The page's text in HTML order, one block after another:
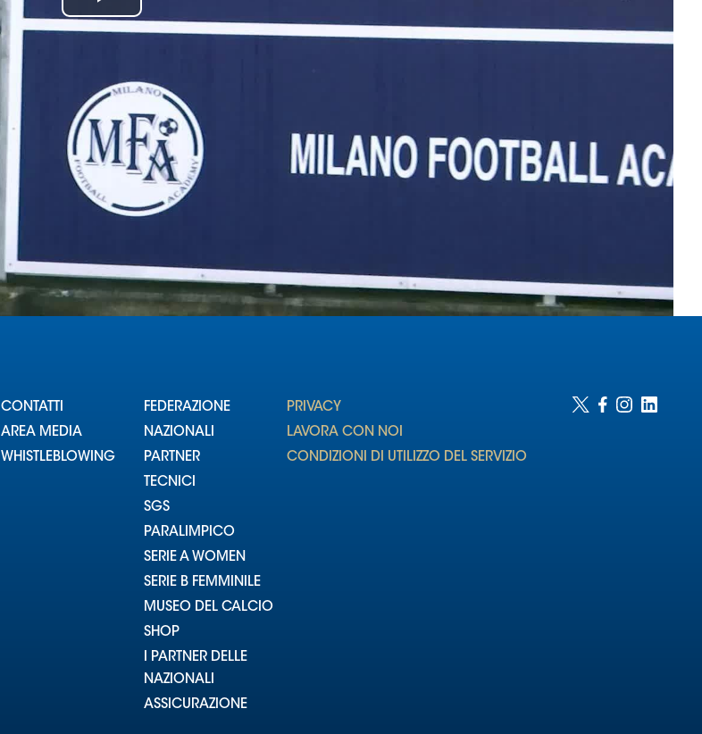
Play
CONTATTI
AREA MEDIA
WHISTLEBLOWING
FEDERAZIONE
NAZIONALI
PARTNER
TECNICI
SGS
PARALIMPICO
SERIE A WOMEN
SERIE B FEMMINILE
MUSEO DEL CALCIO
SHOP
I PARTNER DELLE
NAZIONALI
ASSICURAZIONE
PRIVACY
LAVORA CON NOI
CONDIZIONI DI UTILIZZO DEL SERVIZIO